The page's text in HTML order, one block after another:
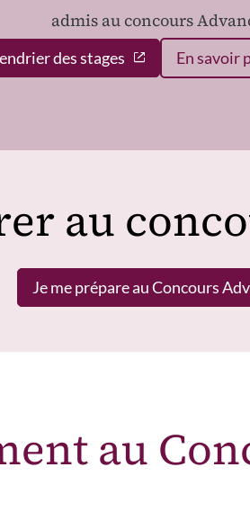
admis au concours
des stages En savoir
au
Je me prépare au Concours
au